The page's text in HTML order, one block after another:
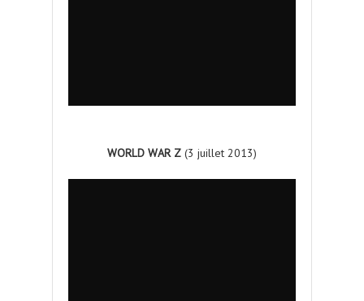
WORLD WAR Z (3 juillet 2013)